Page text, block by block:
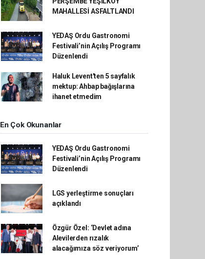
MAHALLESİ ASFALTLANDI
YEDAŞ Ordu Gastronomi
Festivali’nin Açılış Programı
Düzenlendi
Haluk Levent'ten 5 sayfalık
mektup: Ahbap bağışlarına
ihanet etmedim
En Çok Okunanlar
YEDAŞ Ordu Gastronomi
Festivali’nin Açılış Programı
Düzenlendi
LGS yerleştirme sonuçları
açıklandı
Özgür Özel: ‘Devlet adına
Alevilerden rızalık
alacağımıza söz veriyorum’